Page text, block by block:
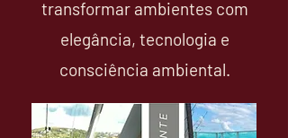
transformar ambientes com
elegância, tecnologia e
consciência ambiental.